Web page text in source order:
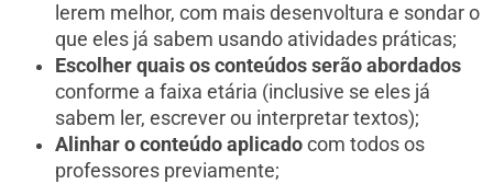
lerem melhor, com mais desenvoltura e sondar o
que eles já sabem usando atividades práticas;
Escolher quais os conteúdos serão abordados
conforme a faixa etária (inclusive se eles já
sabem ler, escrever ou interpretar textos);
Alinhar o conteúdo aplicado com todos os
professores previamente;